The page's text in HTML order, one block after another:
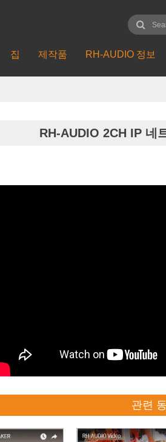
집 제작품 RH-AUDIO 정보
RH-AUDIO 2CH IP 네
관련